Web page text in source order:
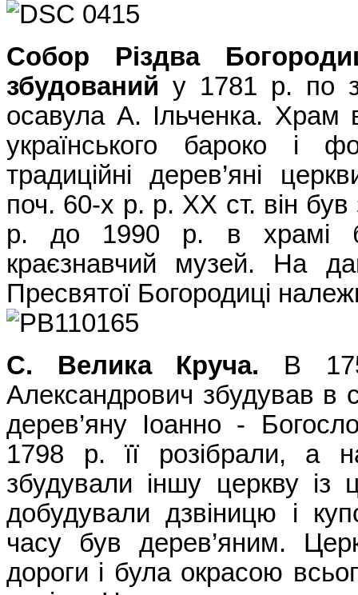
Собор Різдва
збудований у 1781 р. по
осавула А. Ільченка. Храм
українського бароко і
традиційні дерев’яні
поч. 60-х р. р. ХХ ст. він
р. до 1990 р. в храмі
краєзнавчий музей. На
Пресвятої Богородиці
С. Велика Круча. В
Александрович збудував в
дерев’яну Іоанно -
1798 р. її розібрали, а
збудували іншу церкву
добудували дзвіницю і
часу був дерев’яним.
дороги і була окрасою